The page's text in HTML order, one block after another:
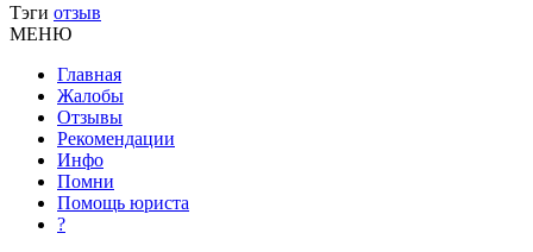
Тэги отзыв
МЕНЮ
Главная
Жалобы
Отзывы
Рекомендации
Инфо
Помни
Помощь юриста
?